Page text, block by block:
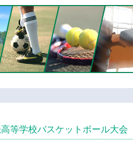
等学校バスケットボール大会